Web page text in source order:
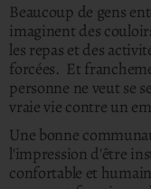
Beaucoup de gens
imaginent des
les repas et des
forcées. Et
personne ne veut se
vraie vie contre un
Une bonne
l'impression d'être
confortable et